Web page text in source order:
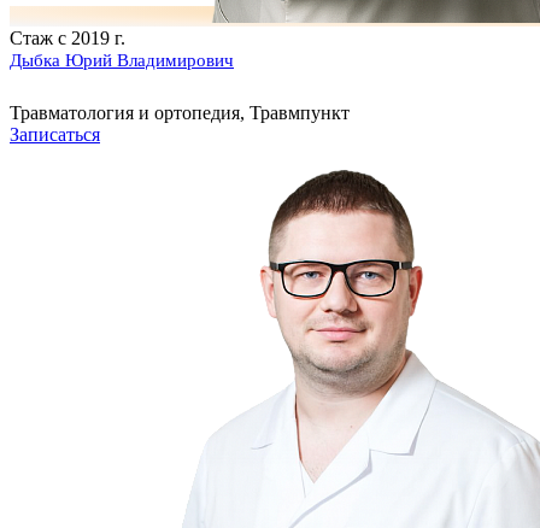
Стаж с 2019 г.
Дыбка Юрий Владимирович
Травматология и ортопедия, Травмпункт
Записаться